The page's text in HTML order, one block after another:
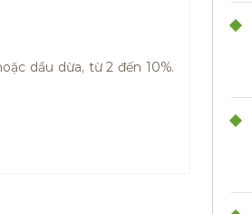
dầu dừa, từ 2 đến 10%.